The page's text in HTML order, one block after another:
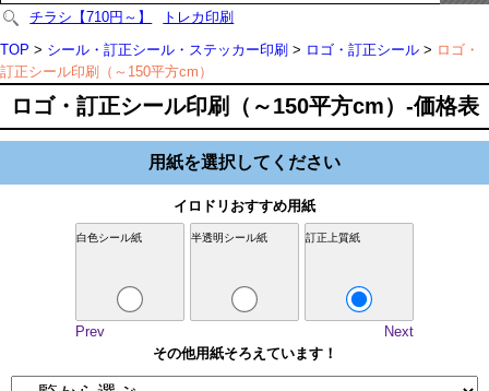
チラシ【710円～】
トレカ印刷
TOP > シール・訂正シール・ステッカー印刷 > ロゴ・訂正シール > ロゴ・
訂正シール印刷（～150平方cm）
ロゴ・訂正シール印刷（～150平方cm）-価格表
用紙を選択してください
イロドリおすすめ用紙
白色シール紙 半透明シール紙 訂正上質紙
Prev
Next
その他用紙そろえています！